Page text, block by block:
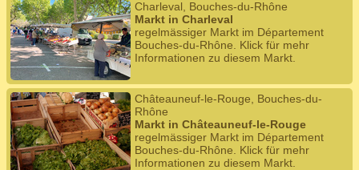
Charleval, Bouches-du-Rhône
Markt in Charleval
regelmässiger Markt im Département
Bouches-du-Rhône. Klick für mehr
Informationen zu diesem Markt.
Châteauneuf-le-Rouge, Bouches-du-
Rhône
Markt in Châteauneuf-le-Rouge
regelmässiger Markt im Département
Bouches-du-Rhône. Klick für mehr
Informationen zu diesem Markt.